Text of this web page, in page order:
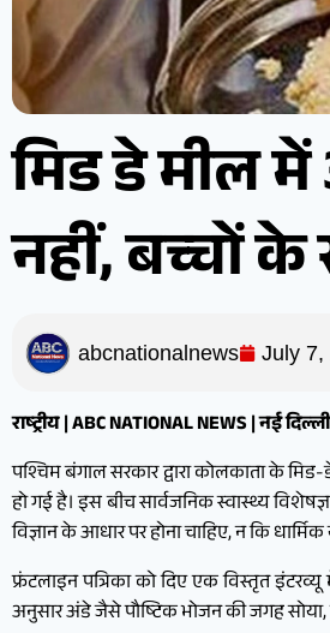
मिड डे मील
नहीं, बच्चों
abcnationalnews July 7,
राष्ट्रीय | ABC NATIONAL NEWS | नई
पश्चिम बंगाल सरकार द्वारा कोलकाता के
हो गई है। इस बीच सार्वजनिक स्वास्थ्य
विज्ञान के आधार पर होना चाहिए, न कि
फ्रंटलाइन पत्रिका को दिए एक विस्तृत
अनुसार अंडे जैसे पौष्टिक भोजन की जगह सोया,